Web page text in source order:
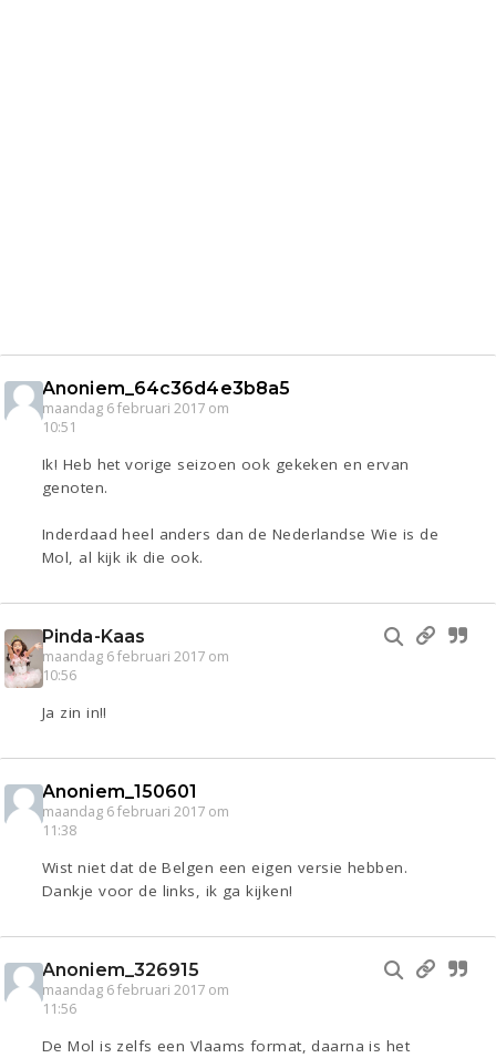
Anoniem_64c36d4e3b8a5
maandag 6 februari 2017 om
10:51
Ik! Heb het vorige seizoen ook gekeken en ervan
genoten.
Inderdaad heel anders dan de Nederlandse Wie is de
Mol, al kijk ik die ook.
Pinda-Kaas
maandag 6 februari 2017 om
10:56
Ja zin in!!
Anoniem_150601
maandag 6 februari 2017 om
11:38
Wist niet dat de Belgen een eigen versie hebben.
Dankje voor de links, ik ga kijken!
Anoniem_326915
maandag 6 februari 2017 om
11:56
De Mol is zelfs een Vlaams format, daarna is het